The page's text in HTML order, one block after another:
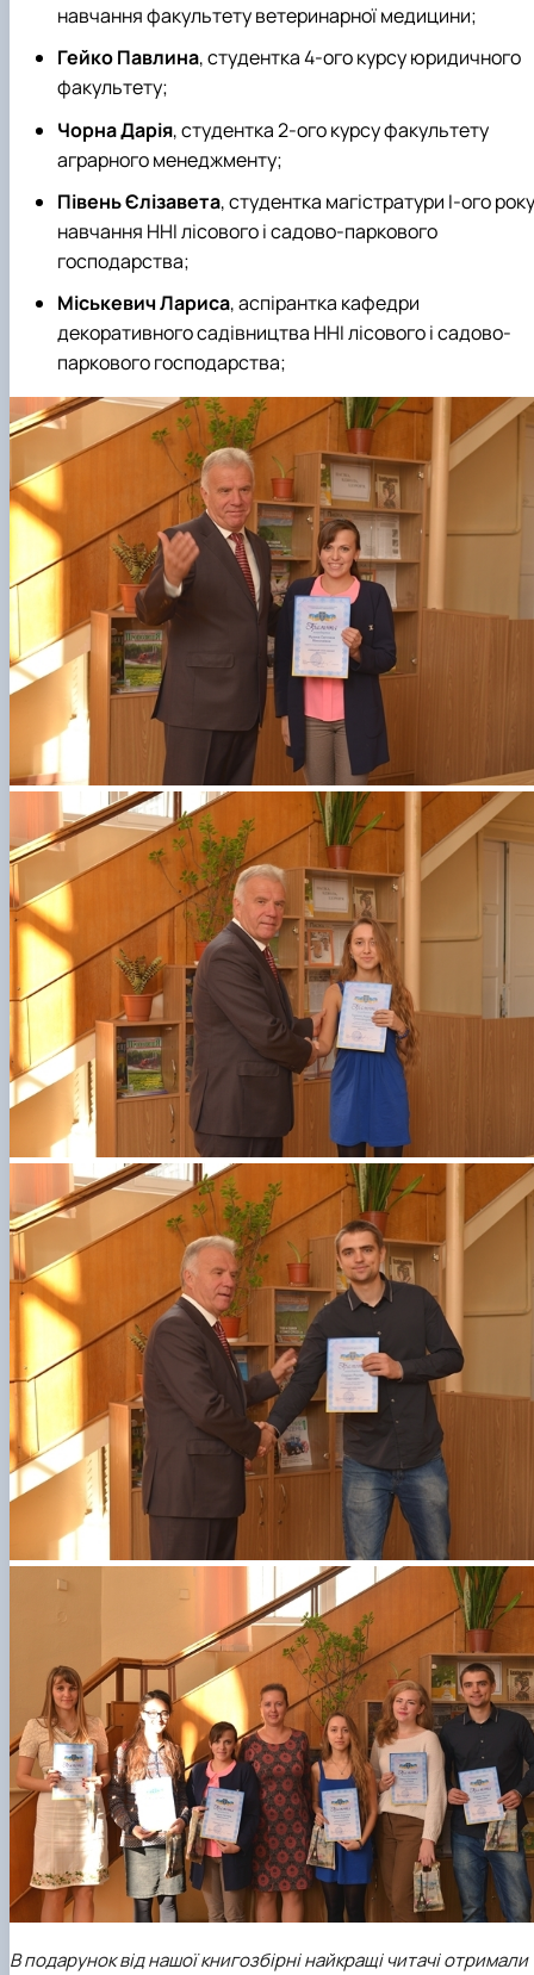
навчання факультету ветеринарної медицини;
Гейко Павлина, студентка 4-ого курсу юридичного
факультету;
Чорна Дарія, студентка 2-ого курсу факультету
аграрного менеджменту;
Півень Єлізавета, студентка магістратури І-ого року
навчання ННІ лісового і садово-паркового
господарства;
Міськевич Лариса, аспірантка кафедри
декоративного садівництва ННІ лісового і садово-
паркового господарства;
В подарунок від нашої книгозбірні найкращі читачі отримали